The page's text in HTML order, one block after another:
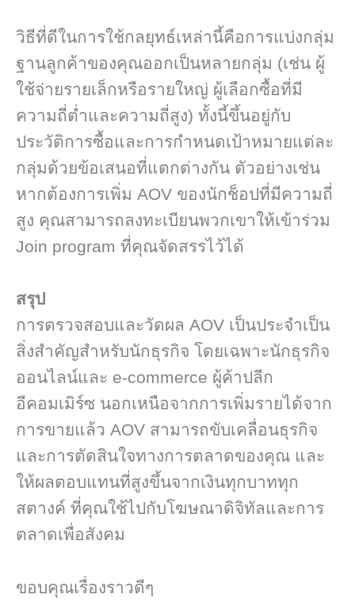
วิธีที่ดีในการใช้กลยุทธ์เหล่านี้คือการแบ่งกลุ่ม
ฐานลูกค้าของคุณออกเป็นหลายกลุ่ม (เช่น ผู้
ใช้จ่ายรายเล็กหรือรายใหญ่ ผู้เลือกซื้อที่มี
ความถี่ต่ำและความถี่สูง) ทั้งนี้ขึ้นอยู่กับ
ประวัติการซื้อและการกำหนดเป้าหมายแต่ละ
กลุ่มด้วยข้อเสนอที่แตกต่างกัน ตัวอย่างเช่น
หากต้องการเพิ่ม AOV ของนักช็อปที่มีความถี่
สูง คุณสามารถลงทะเบียนพวกเขาให้เข้าร่วม
Join program ที่คุณจัดสรรไว้ได้
สรุป
การตรวจสอบและวัดผล AOV เป็นประจำเป็น
สิ่งสำคัญสำหรับนักธุรกิจ โดยเฉพาะนักธุรกิจ
ออนไลน์และ e-commerce ผู้ค้าปลีก
อีคอมเมิร์ซ นอกเหนือจากการเพิ่มรายได้จาก
การขายแล้ว AOV สามารถขับเคลื่อนธุรกิจ
และการตัดสินใจทางการตลาดของคุณ และ
ให้ผลตอบแทนที่สูงขึ้นจากเงินทุกบาททุก
สตางค์ ที่คุณใช้ไปกับโฆษณาดิจิทัลและการ
ตลาดเพื่อสังคม
ขอบคุณเรื่องราวดีๆ